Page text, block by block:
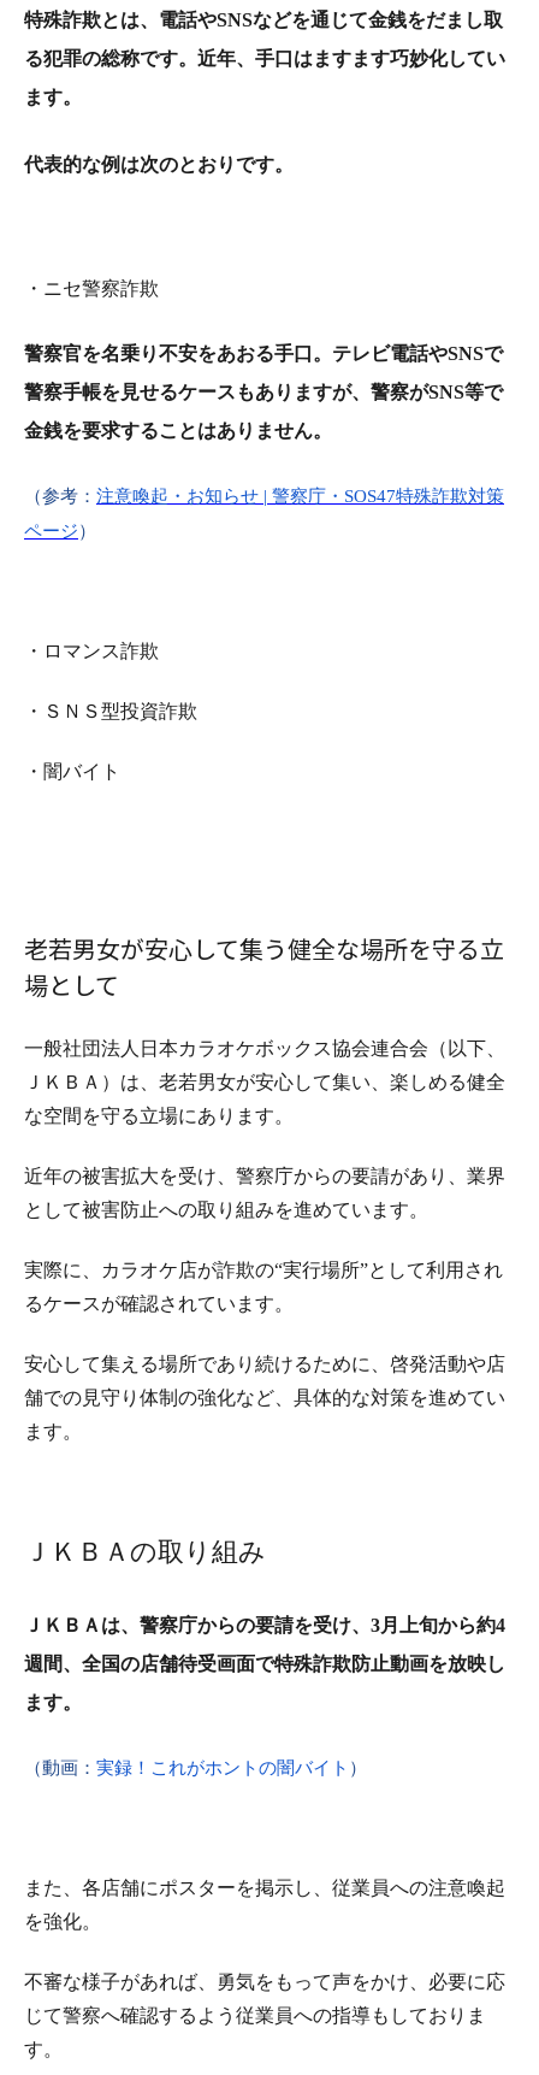
特殊詐欺とは、電話やSNSなどを通じて金銭をだまし取
る犯罪の総称です。 近年、手口はますます巧妙化してい
ます。
代表的な例は次のとおりです。
・ニセ警察詐欺
警察官を名乗り不安をあおる手口。 テレビ電話やSNSで
警察手帳を見せるケースもありますが、 警察がSNS等で
金銭を要求することはありません。
（参考： 注意喚起・お知らせ | 警察庁・SOS47特殊詐欺対策
ページ）
・ロマンス詐欺
・ＳＮＳ型投資詐欺
・闇バイト
老若男女が安心して集う健全な場所を守る立
場として
一般社団法人日本カラオケボックス協会連合会（以下、
ＪＫＢＡ）は、老若男女が安心して集い、楽しめる健全
な空間を守る立場にあります。
近年の被害拡大を受け、警察庁からの要請があり、業界
として被害防止への取り組みを進めています。
実際に、カラオケ店が詐欺の“実行場所”として利用され
るケースが確認されています。
安心して集える場所であり続けるために、啓発活動や店
舗での見守り体制の強化など、具体的な対策を進めてい
ます。
ＪＫＢＡの取り組み
ＪＫＢＡは、 警察庁からの要請を受け、3月上旬から約4
週間、全国の店舗待受画面で特殊詐欺防止動画を放映し
ます。
（動画： 実録！これがホントの闇バイト ）
また、各店舗にポスターを掲示し、従業員への注意喚起
を強化。
不審な様子があれば、勇気をもって声をかけ、必要に応
じて警察へ確認するよう従業員への指導もしておりま
す。